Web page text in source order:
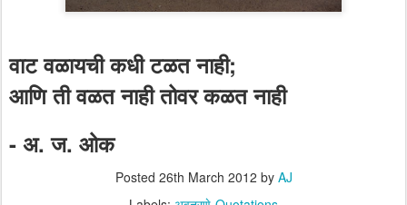
वाट वळायची कधी टळत नाही;
आणि ती वळत नाही तोवर कळत नाही
- अ. ज. ओक
Posted 26th March 2012 by AJ